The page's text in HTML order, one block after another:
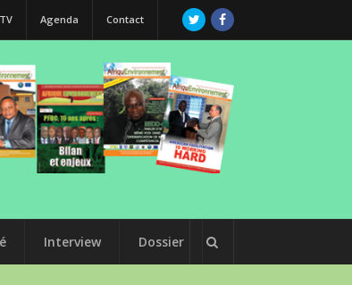
Agenda Contact
Interview Dossier